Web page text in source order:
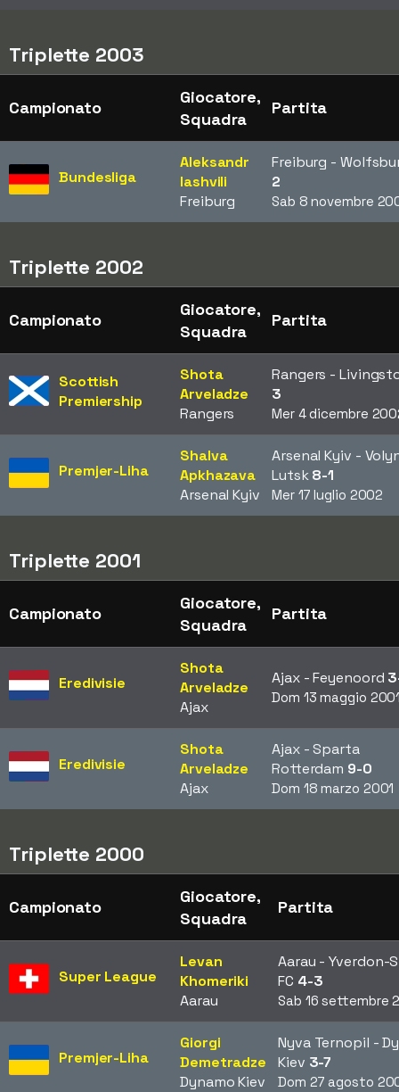
Triplette 2003
Campionato
Giocatore,
Squadra
Partita
Bundesliga
Aleksandr
Iashvili
Freiburg
Freiburg -
2
Sab 8 novembre
Triplette 2002
Campionato
Giocatore,
Squadra
Partita
Scottish
Premiership
Shota
Arveladze
Rangers
Rangers -
3
Mer 4 dicembre
Premjer-Liha
Shalva
Apkhazava
Arsenal Kyiv
Arsenal Kyiv -
Lutsk8-1
Mer 17 luglio 2002
Triplette 2001
Campionato
Giocatore,
Squadra
Partita
Eredivisie
Shota
Arveladze
Ajax
Ajax - Feyenoord
Dom 13 maggio
Eredivisie
Shota
Arveladze
Ajax
Ajax - Sparta
Rotterdam 9-0
Dom 18 marzo 2001
Triplette 2000
Campionato
Giocatore,
Squadra
Partita
Super League
Levan
Khomeriki
Aarau
Aarau - Yverdon-
FC 4-3
Sab 16 settembre
Premjer-Liha
Giorgi
Demetradze
Dynamo Kiev
Nyva Ternopil -
Kiev 3-7
Dom 27 agosto